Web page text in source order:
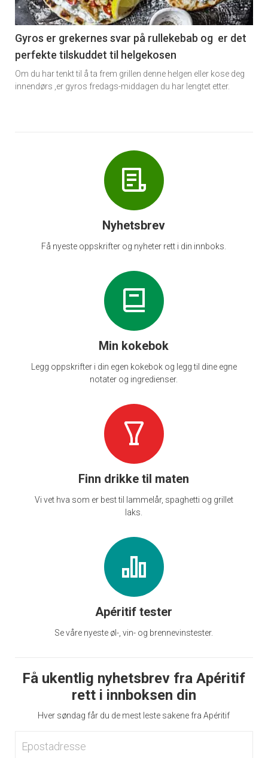
-
6
Gyros er grekernes svar på rullekebab og er det
perfekte tilskuddet til helgekosen
Om du har tenkt til å ta frem grillen denne helgen eller kose deg
innendørs ,er gyros fredags-middagen du har lengtet etter.
Nyhetsbrev
Få nyeste oppskrifter og nyheter rett i din innboks.
Min kokebok
Legg oppskrifter i din egen kokebok og legg til dine egne
notater og ingredienser.
Finn drikke til maten
Vi vet hva som er best til lammelår, spaghetti og grillet
laks.
Apéritif tester
Se våre nyeste øl-, vin- og brennevinstester.
Få ukentlig nyhetsbrev fra Apéritif
rett i innboksen din
Hver søndag får du de mest leste sakene fra Apéritif